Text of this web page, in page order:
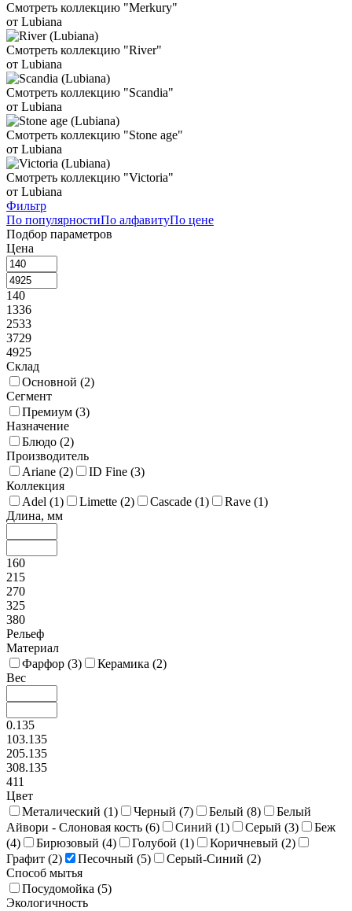
Смотреть коллекцию "Merkury"
от Lubiana
Смотреть коллекцию "River"
от Lubiana
Смотреть коллекцию "Scandia"
от Lubiana
Смотреть коллекцию "Stone age"
от Lubiana
Смотреть коллекцию "Victoria"
от Lubiana
Фильтр
По популярностиПо алфавитуПо цене
Подбор параметров
Цена
140
1336
2533
3729
4925
Склад
Основной (2)
Сегмент
Премиум (3)
Назначение
Блюдо (2)
Производитель
Ariane (2) ID Fine (3)
Коллекция
Adel (1) Limette (2) Cascade (1) Rave (1)
Длина, мм
160
215
270
325
380
Рельеф
Материал
Фарфор (3) Керамика (2)
Вес
0.135
103.135
205.135
308.135
411
Цвет
Металический (1) Черный (7) Белый (8)
Белый
Айвори - Слоновая кость (6) Синий (1) Серый (3)
Беж
(4) Бирюзовый (4) Голубой (1) Коричневый (2)
Графит (2) Песочный (5) Серый-Синий (2)
Способ мытья
Посудомойка (5)
Экологичность